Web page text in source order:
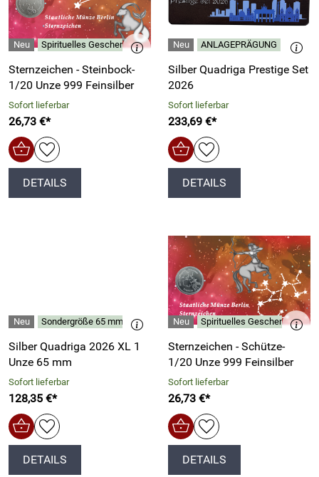
Spirituelles Geschenk für jeden Anlass
Sternzeichen - Steinbock-
1/20 Unze 999 Feinsilber
Sofort lieferbar
26,73 €*
DETAILS
ANLAGEPRÄGUNG
Silber Quadriga Prestige Set
2026
Sofort lieferbar
233,69 €*
DETAILS
Sondergröße 65 mm
Silber Quadriga 2026 XL 1
Unze 65 mm
Sofort lieferbar
128,35 €*
DETAILS
Spirituelles Geschenk für
Sternzeichen - Schütze-
1/20 Unze 999 Feinsilber
Sofort lieferbar
26,73 €*
DETAILS